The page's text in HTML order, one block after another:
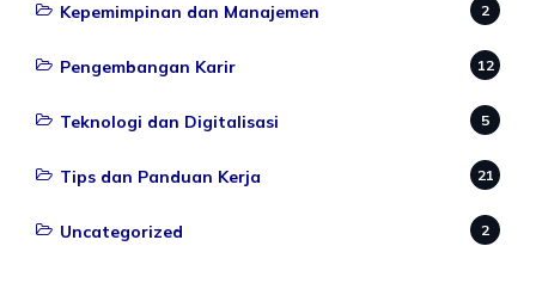
Kepemimpinan dan Manajemen 2
Pengembangan Karir 12
Teknologi dan Digitalisasi 5
Tips dan Panduan Kerja 21
Uncategorized 2